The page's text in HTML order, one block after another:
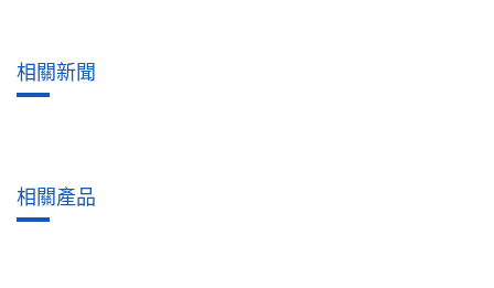
相關新聞
相關產品